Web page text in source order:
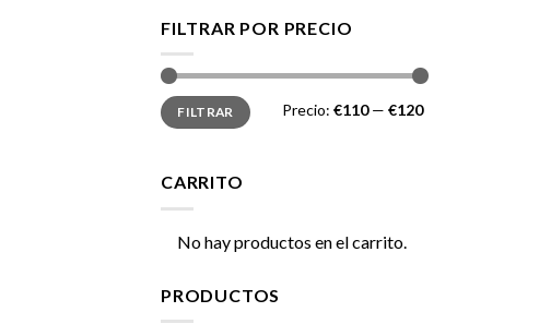
FILTRAR POR PRECIO
Precio
mínimo
Precio
máximo
FILTRAR Precio: €110— €120
CARRITO
No hay productos en el carrito.
PRODUCTOS